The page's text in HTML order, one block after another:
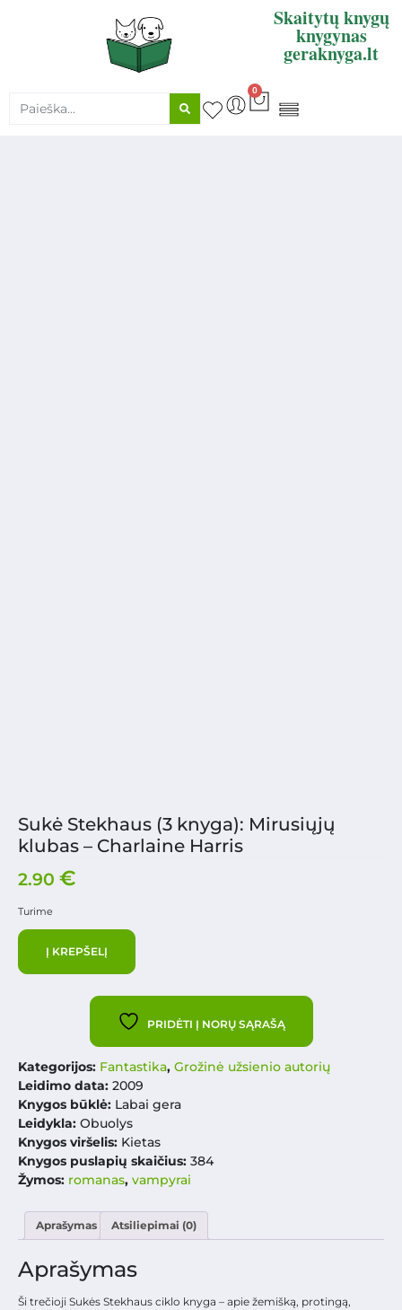
Skaitytų knygų
knygynas
geraknyga.lt
0
Sukė Stekhaus (3 knyga): Mirusiųjų
klubas – Charlaine Harris
2.90 €
Turime
Į KREPŠELĮ
PRIDĖTI Į NORŲ SĄRAŠĄ
Kategorijos: Fantastika, Grožinė užsienio autorių
Leidimo data: 2009
Knygos būklė: Labai gera
Leidykla: Obuolys
Knygos viršelis: Kietas
Knygos puslapių skaičius: 384
Žymos: romanas, vampyrai
Aprašymas Atsiliepimai (0)
Aprašymas
Ši trečioji Sukės Stekhaus ciklo knyga – apie žemišką, protingą,